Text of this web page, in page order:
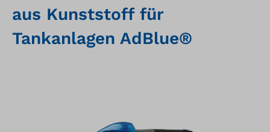
aus Kunststoff für
Tankanlagen AdBlue®